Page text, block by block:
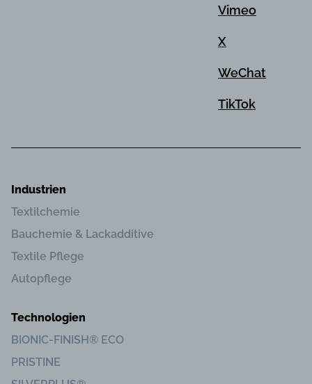
Vimeo
X
WeChat
TikTok
Industrien
Textilchemie
Bauchemie & Lackadditive
Textile Pflege
Autopflege
Technologien
BIONIC-FINISH® ECO
PRISTINE